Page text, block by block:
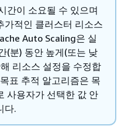
간이 소요될 수 있으며
가적인 클러스터 리소스
Auto Scaling은 실
(분) 동안 높게(또는 낮
리소스 설정을 수정합
표 추적 알고리즘은 목
사용자가 선택한 값 안
다.